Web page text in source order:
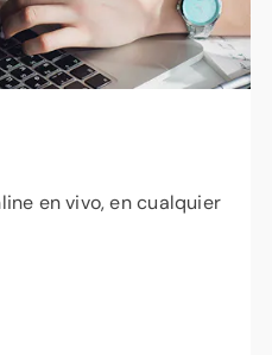
funciones desde su
o en línea a través de
en vivo, en cualquier